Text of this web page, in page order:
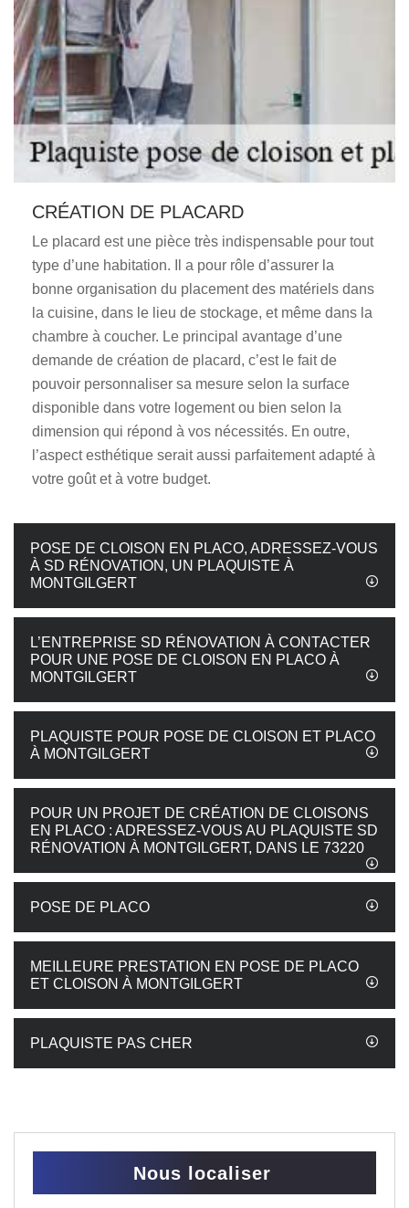
CRÉATION DE PLACARD
Le placard est une pièce très indispensable pour tout
type d’une habitation. Il a pour rôle d’assurer la
bonne organisation du placement des matériels dans
la cuisine, dans le lieu de stockage, et même dans la
chambre à coucher. Le principal avantage d’une
demande de création de placard, c’est le fait de
pouvoir personnaliser sa mesure selon la surface
disponible dans votre logement ou bien selon la
dimension qui répond à vos nécessités. En outre,
l’aspect esthétique serait aussi parfaitement adapté à
votre goût et à votre budget.
POSE DE CLOISON EN PLACO, ADRESSEZ-VOUS
À SD RÉNOVATION, UN PLAQUISTE À
MONTGILGERT
L’ENTREPRISE SD RÉNOVATION À CONTACTER
POUR UNE POSE DE CLOISON EN PLACO À
MONTGILGERT
PLAQUISTE POUR POSE DE CLOISON ET PLACO
À MONTGILGERT
POUR UN PROJET DE CRÉATION DE CLOISONS
EN PLACO : ADRESSEZ-VOUS AU PLAQUISTE SD
RÉNOVATION À MONTGILGERT, DANS LE 73220
POSE DE PLACO
MEILLEURE PRESTATION EN POSE DE PLACO
ET CLOISON À MONTGILGERT
PLAQUISTE PAS CHER
Nous localiser